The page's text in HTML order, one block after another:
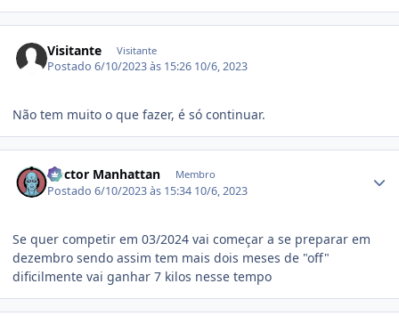
Visitante Visitante
Postado6/10/2023 às 15:26 10/6, 2023
Não tem muito o que fazer, é só continuar.
Doctor Manhattan Membro
Postado6/10/2023 às 15:34 10/6, 2023
Se quer competir em 03/2024 vai começar a se preparar em
dezembro sendo assim tem mais dois meses de "off"
dificilmente vai ganhar 7 kilos nesse tempo